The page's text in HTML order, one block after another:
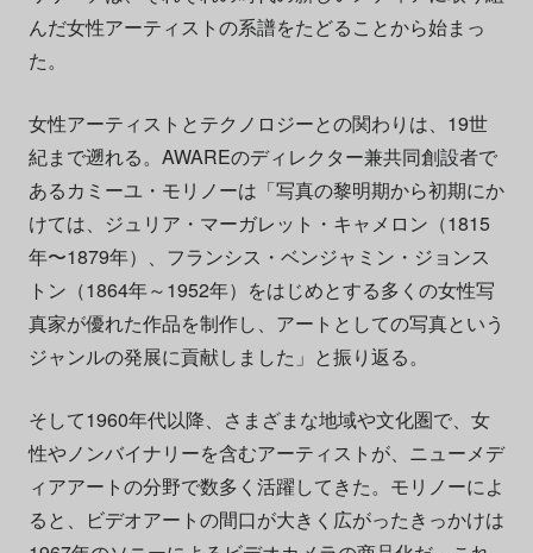
んだ女性アーティストの系譜をたどることから始まっ
た。
女性アーティストとテクノロジーとの関わりは、19世
紀まで遡れる。AWAREのディレクター兼共同創設者で
あるカミーユ・モリノーは「写真の黎明期から初期にか
けては、ジュリア・マーガレット・キャメロン（1815
年〜1879年）、フランシス・ベンジャミン・ジョンス
トン（1864年～1952年）をはじめとする多くの女性写
真家が優れた作品を制作し、アートとしての写真という
ジャンルの発展に貢献しました」と振り返る。
そして1960年代以降、さまざまな地域や文化圏で、女
性やノンバイナリーを含むアーティストが、ニューメデ
ィアアートの分野で数多く活躍してきた。モリノーによ
ると、ビデオアートの間口が大きく広がったきっかけは